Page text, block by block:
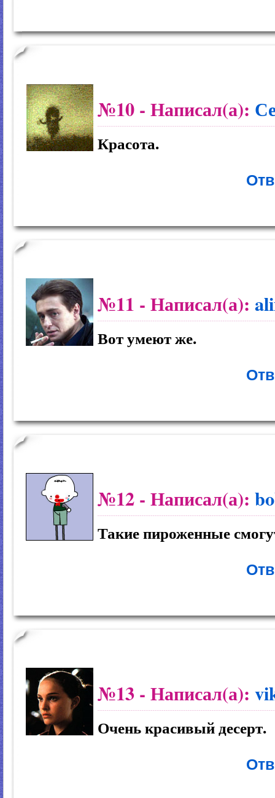
№10 - Написал(а):
Красота.
№11 - Написал(а):
Вот умеют же.
№12 - Написал(а):
Такие пироженные
№13 - Написал(а):
Очень красивый десерт.